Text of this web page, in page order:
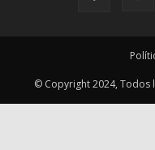
© Copyright 2024,